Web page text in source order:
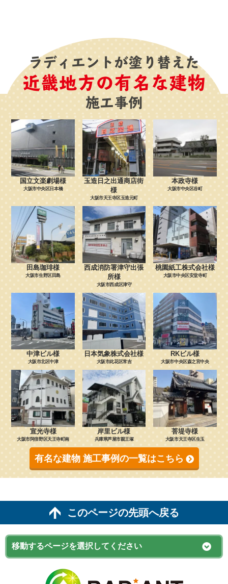
ラディエントが塗り替えた
近畿地方の有名な建物
施工事例
国立文楽劇場様
大阪市中央区日本橋
玉造日之出通商店街
様
大阪市天王寺区玉造元町
本政寺様
大阪市中央区谷町
田島珈琲様
大阪市生野区田島
西成消防署津守出張
所様
大阪市西成区津守
桃園紙工株式会社様
大阪市中央区安堂寺町
中津ビル様
大阪市北区中津
日本気象株式会社様
大阪市此花区常吉
RKビル様
大阪市中央区森之宮中央
宣光寺様
大阪市阿倍野区天王寺町南
岸里ビル様
兵庫県芦屋市親王塚
菩堤寺様
大阪市天王寺区生玉
有名な建物 施工事例の一覧はこちら
このページの先頭へ戻る